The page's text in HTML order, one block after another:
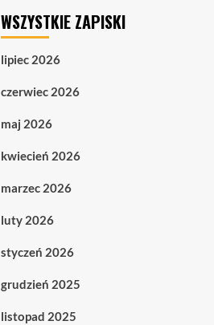
WSZYSTKIE ZAPISKI
lipiec 2026
czerwiec 2026
maj 2026
kwiecień 2026
marzec 2026
luty 2026
styczeń 2026
grudzień 2025
listopad 2025